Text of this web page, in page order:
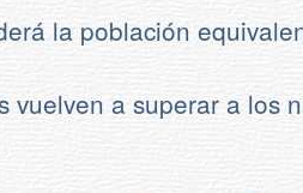
la población
vuelven a superar a los